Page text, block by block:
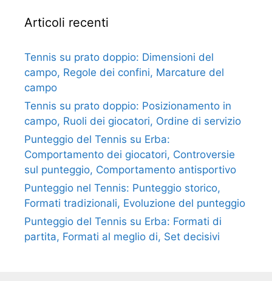
Articoli recenti
Tennis su prato doppio: Dimensioni del
campo, Regole dei confini, Marcature del
campo
Tennis su prato doppio: Posizionamento in
campo, Ruoli dei giocatori, Ordine di servizio
Punteggio del Tennis su Erba:
Comportamento dei giocatori, Controversie
sul punteggio, Comportamento antisportivo
Punteggio nel Tennis: Punteggio storico,
Formati tradizionali, Evoluzione del punteggio
Punteggio del Tennis su Erba: Formati di
partita, Formati al meglio di, Set decisivi